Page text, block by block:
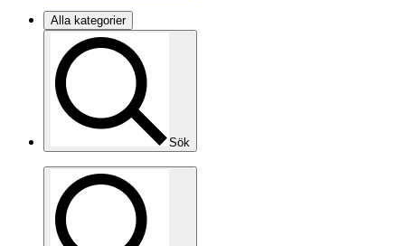
Alla kategorier
Sök